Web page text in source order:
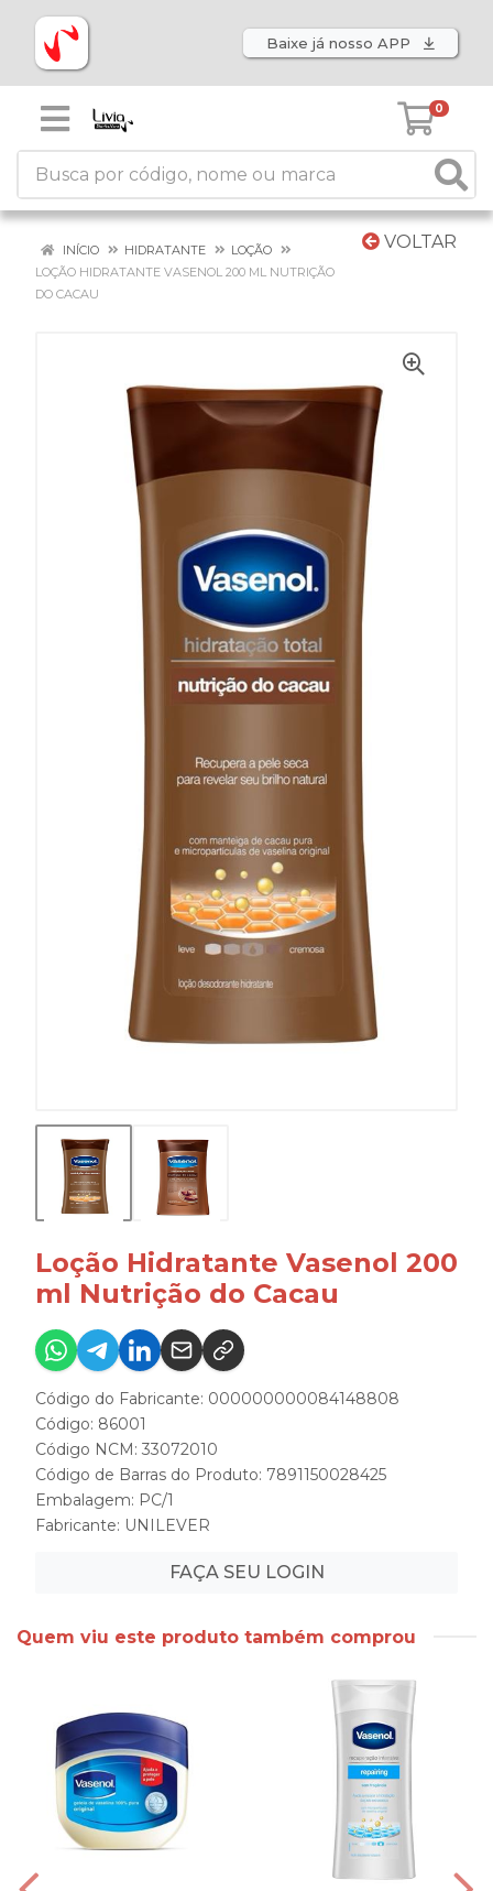
Baixe já nosso APP
0
VOLTAR
INÍCIO HIDRATANTE
LOÇÃO
LOÇÃO HIDRATANTE VASENOL 200 ML NUTRIÇÃO
DO CACAU
Loção Hidratante Vasenol 200
ml Nutrição do Cacau
Código do Fabricante: 000000000084148808
Código: 86001
Código NCM: 33072010
Código de Barras do Produto: 7891150028425
Embalagem: PC/1
Fabricante: UNILEVER
FAÇA SEU LOGIN
Quem viu este produto também comprou